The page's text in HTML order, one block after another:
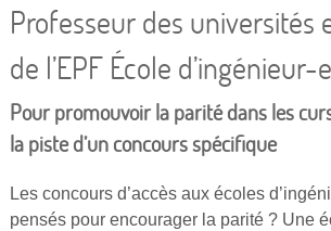
Transition
IA
Colloques
Professeur des universités
de l’EPF École d’ingénieur-
Pour promouvoir la parité dans les
la piste d’un concours spécifique
Les concours d’accès aux écoles
pensés pour encourager la parité ? Une